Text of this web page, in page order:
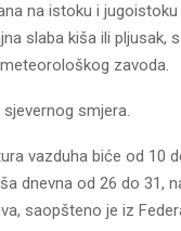
na istoku i
slaba kiša ili pljusak,
zavoda.
smjera.
vazduha biće od 10
dnevna od 26 do 31,
saopšteno je iz